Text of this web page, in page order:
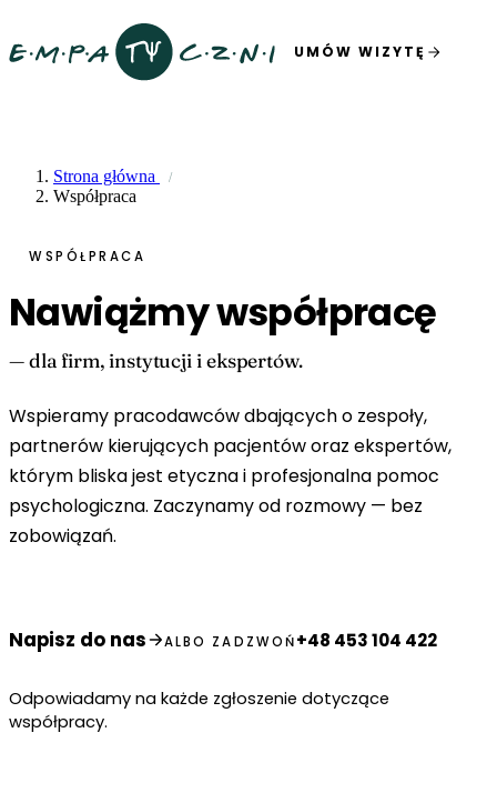
UMÓW WIZYTĘ
Strona główna
Współpraca
WSPÓŁPRACA
Nawiążmy współpracę
— dla firm, instytucji i ekspertów.
Wspieramy pracodawców dbających o zespoły,
partnerów kierujących pacjentów oraz ekspertów,
którym bliska jest etyczna i profesjonalna pomoc
psychologiczna. Zaczynamy od rozmowy — bez
zobowiązań.
Napisz do nas ALBO ZADZWOŃ+48 453 104 422
Odpowiadamy na każde zgłoszenie dotyczące
współpracy.